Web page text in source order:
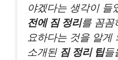
야겠다는 생각이 들
전에 짐 정리를 꼼꼼
요하다는 것을 알게
소개된 짐 정리 팁들